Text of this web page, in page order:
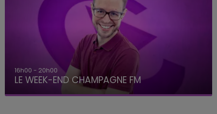
7h00 - 12h00
LE WEEK-END CHAMPAGNE FM